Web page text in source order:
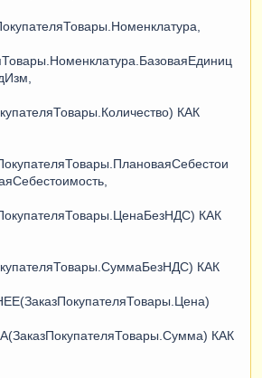
КАК
КАК
КАК
КАК